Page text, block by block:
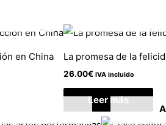
en China La promesa de la
26.00€ IVA incluido
Leer más